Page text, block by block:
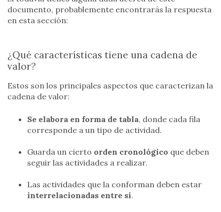
documento, probablemente encontrarás la respuesta
en esta sección:
¿Qué características tiene una cadena de
valor?
Estos son los principales aspectos que caracterizan la
cadena de valor:
Se elabora en forma de tabla, donde cada fila
corresponde a un tipo de actividad.
Guarda un cierto orden cronológico que deben
seguir las actividades a realizar.
Las actividades que la conforman deben estar
interrelacionadas entre sí.